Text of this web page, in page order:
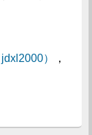
）
，